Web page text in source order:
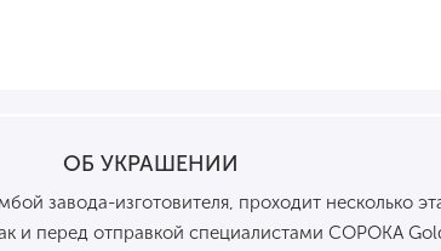
ОБ УКРАШЕНИИ
завода-изготовителя, проходит несколько
и перед отправкой специалистами СОРОКА